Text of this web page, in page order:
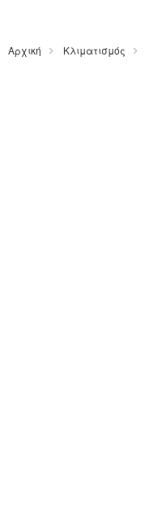
Αρχική Κλιματισμός